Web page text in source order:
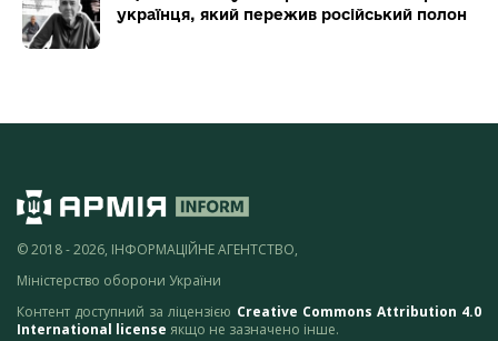
українця, який пережив російський полон
© 2018 - 2026, ІНФОРМАЦІЙНЕ АГЕНТСТВО,
Міністерство оборони України
Контент доступний за ліцензією Creative Commons Attribution 4.0
International license якщо не зазначено інше.